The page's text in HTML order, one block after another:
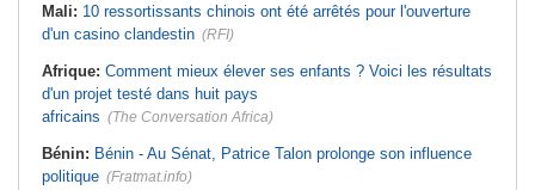
Mali: 10 ressortissants chinois ont été arrêtés pour l'ouverture
d'un casino clandestin (RFI)
Afrique: Comment mieux élever ses enfants ? Voici les résultats
d'un projet testé dans huit pays
africains (The Conversation Africa)
Bénin: Bénin - Au Sénat, Patrice Talon prolonge son influence
politique (Fratmat.info)